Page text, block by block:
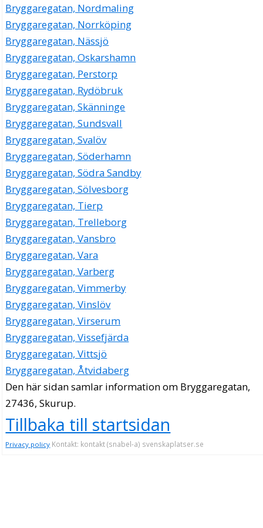
Bryggaregatan, Nordmaling
Bryggaregatan, Norrköping
Bryggaregatan, Nässjö
Bryggaregatan, Oskarshamn
Bryggaregatan, Perstorp
Bryggaregatan, Rydöbruk
Bryggaregatan, Skänninge
Bryggaregatan, Sundsvall
Bryggaregatan, Svalöv
Bryggaregatan, Söderhamn
Bryggaregatan, Södra Sandby
Bryggaregatan, Sölvesborg
Bryggaregatan, Tierp
Bryggaregatan, Trelleborg
Bryggaregatan, Vansbro
Bryggaregatan, Vara
Bryggaregatan, Varberg
Bryggaregatan, Vimmerby
Bryggaregatan, Vinslöv
Bryggaregatan, Virserum
Bryggaregatan, Vissefjärda
Bryggaregatan, Vittsjö
Bryggaregatan, Åtvidaberg
Den här sidan samlar information om Bryggaregatan,
27436, Skurup.
Tillbaka till startsidan
Privacy policy Kontakt: kontakt (snabel-a) svenskaplatser.se